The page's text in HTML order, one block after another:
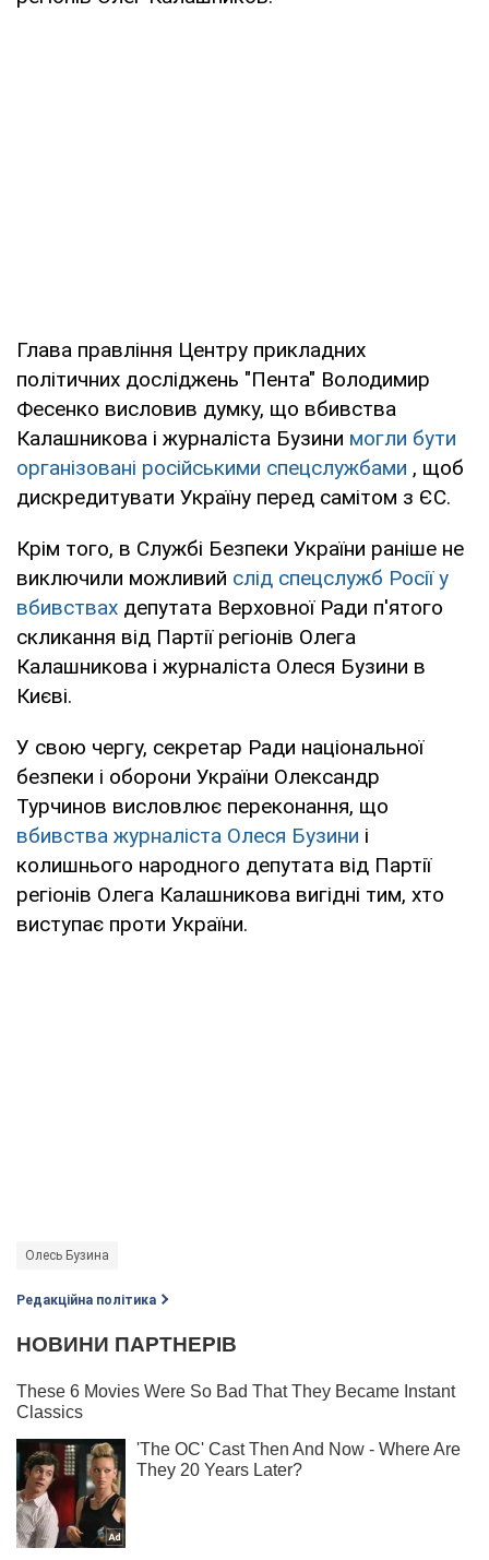
Глава правління Центру прикладних
політичних досліджень "Пента" Володимир
Фесенко висловив думку, що вбивства
Калашникова і журналіста Бузини могли бути
організовані російськими спецслужбами , щоб
дискредитувати Україну перед самітом з ЄС.
Крім того, в Службі Безпеки України раніше не
виключили можливий слід спецслужб Росії у
вбивствах депутата Верховної Ради п'ятого
скликання від Партії регіонів Олега
Калашникова і журналіста Олеся Бузини в
Києві.
У свою чергу, секретар Ради національної
безпеки і оборони України Олександр
Турчинов висловлює переконання, що
вбивства журналіста Олеся Бузини і
колишнього народного депутата від Партії
регіонів Олега Калашникова вигідні тим, хто
виступає проти України.
Олесь Бузина
Редакційна політика